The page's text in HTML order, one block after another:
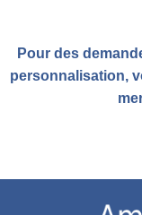
Pour des
personnalisation,